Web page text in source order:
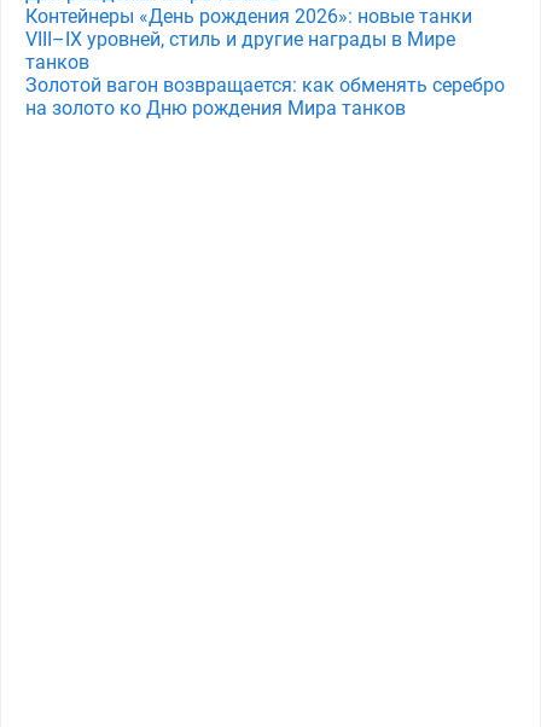
Контейнеры «День рождения 2026»: новые танки
VIII–IX уровней, стиль и другие награды в Мире
танков
Золотой вагон возвращается: как обменять серебро
на золото ко Дню рождения Мира танков